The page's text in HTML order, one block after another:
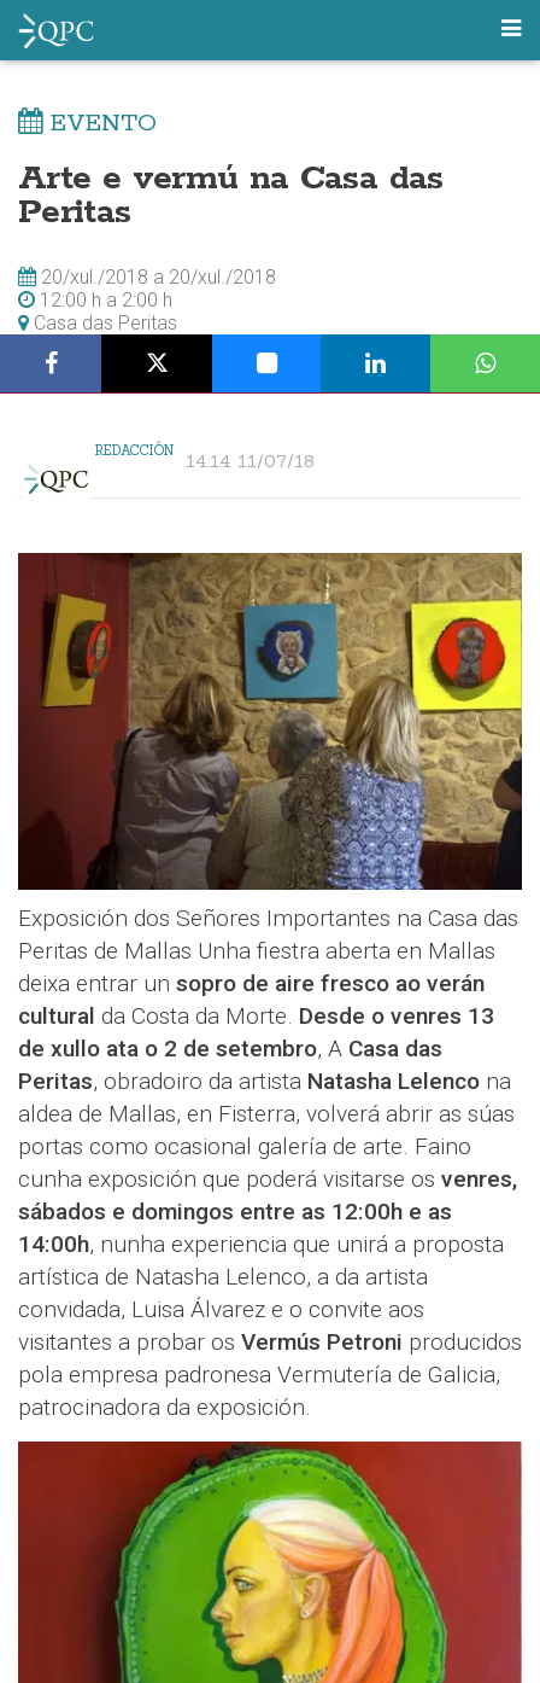
EVENTO
Arte e vermú na Casa das
Peritas
20/xul./2018 a 20/xul./2018
12:00 h a 2:00 h
Casa das Peritas
REDACCIÓN 14:14 11/07/18
Exposición dos Señores Importantes na Casa das
Peritas de Mallas Unha fiestra aberta en Mallas
deixa entrar un sopro de aire fresco ao verán
cultural da Costa da Morte. Desde o venres 13
de xullo ata o 2 de setembro, A Casa das
Peritas, obradoiro da artista Natasha Lelenco na
aldea de Mallas, en Fisterra, volverá abrir as súas
portas como ocasional galería de arte. Faino
cunha exposición que poderá visitarse os venres,
sábados e domingos entre as 12:00h e as
14:00h, nunha experiencia que unirá a proposta
artística de Natasha Lelenco, a da artista
convidada, Luisa Álvarez e o convite aos
visitantes a probar os Vermús Petroni producidos
pola empresa padronesa Vermutería de Galicia,
patrocinadora da exposición.